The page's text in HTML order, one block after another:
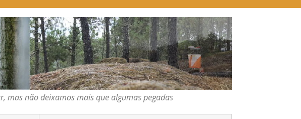
mais que algumas pegadas
mas não deixamos mais que algumas pegadas